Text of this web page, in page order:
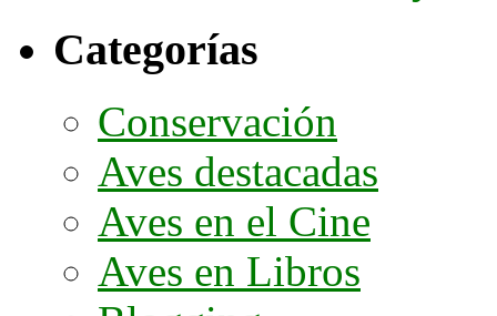
Categorías
Conservación
Aves destacadas
Aves en el Cine
Aves en Libros